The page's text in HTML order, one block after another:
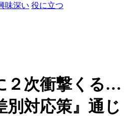
味深い 役に立つ
２次衝撃くる…
別対応策』通じ